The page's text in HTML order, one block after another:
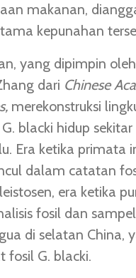
makanan,
kepunahan
yang dipimpin
dari Chinese
merekonstruksi
blacki hidup
Era ketika primata
dalam catatan
era ketika
fosil dan
di selatan China,
fosil G. blacki.